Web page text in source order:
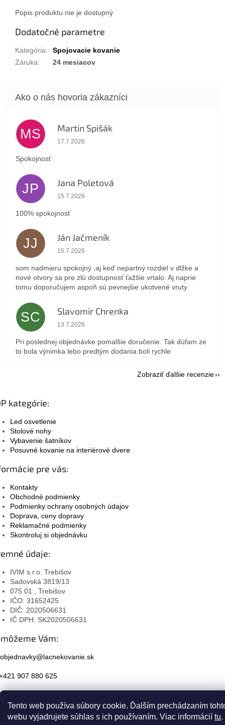
Tento web používa súbory cookie. Ďalším prechádzaním
webu vyjadrujete súhlas s ich používaním. Viac informácií tu.
Popis produktu nie je dostupný
Dodatočné parametre
Kategória:
Spojovacie kovanie
Záruka: 24 mesiacov
MS Martin Spišák
Hodnotenie obchodu je 5 z 5 hviezdičiek.
17.7.2026
Spokojnosť
JP Jana Poletová
Hodnotenie obchodu je 5 z 5 hviezdičiek.
15.7.2026
100% spokojnosť
JJ Ján Jačmeník
Hodnotenie obchodu je 5 z 5 hviezdičiek.
15.7.2026
som nadmieru spokojný ,aj keď nepartný rozdiel v dlžke a
nové otvory sa pre zlú dostupnosť ťažšie vrtalo. Aj naprie
tomu doporučujem aspoň sú pevnejšie ukotvené vruty
SC Slavomir Chrenka
Hodnotenie obchodu je 5 z 5 hviezdičiek.
13.7.2026
Pri poslednej objednávke pomalšie doručenie. Tak dúfam ze
to bola výnimka lebo predtým dodania boli rychle
Zobraziť ďalšie recenzie
kategórie:
Led osvetlenie
Stolové nohy
Vybavenie šatníkov
Posuvné kovanie na interiérové dvere
pre vás:
Kontakty
Obchodné podmienky
Podmienky ochrany osobných údajov
Doprava, ceny dopravy
Reklamačné podmienky
Skontroluj si objednávku
údaje:
IVIM s.r.o. Trebišov
Sadovská 3819/13
075 01 , Trebišov
IČO: 31652425
DIČ: 2020506631
IČ DPH: SK2020506631
Vám:
objednavky@lacnekovanie.sk
907 880 625